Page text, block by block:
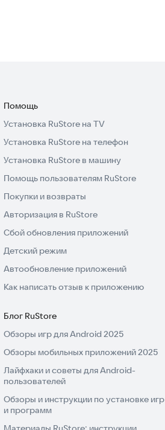
Помощь
Установка RuStore на TV
Установка RuStore на телефон
Установка RuStore в машину
Помощь пользователям RuStore
Покупки и возвраты
Авторизация в RuStore
Сбой обновления приложений
Детский режим
Автообновление приложений
Как написать отзыв к приложению
Блог RuStore
Обзоры игр для Android 2025
Обзоры мобильных приложений 2025
Лайфхаки и советы для Android-
пользователей
Обзоры и инструкции по установке игр
и программ